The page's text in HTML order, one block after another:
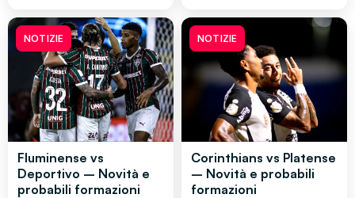
NOTIZIE
Fluminense vs
Deportivo – Novità e
probabili formazioni
NOTIZIE
Corinthians vs Platense
– Novità e probabili
formazioni